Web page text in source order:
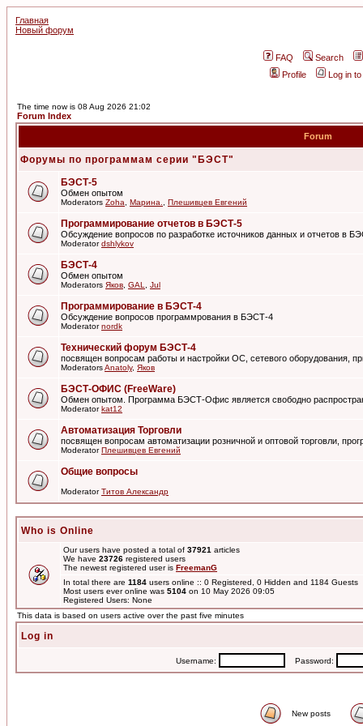
Главная
Новый форум
FAQ
Search
Profile
Log in
The time now is 08 Aug 2026 21:02
Forum Index
Forum
Форумы по программам серии "БЭСТ"
БЭСТ-5
Обмен опытом
Moderators Zoha Марина. Плешивцев Евгений
Программирование отчетов в БЭСТ-5
Обсуждение вопросов по разработке источников данных и отчетов в
Moderatordshlykov
БЭСТ-4
Обмен опытом
Moderators Яков GAL Jul
Программирование в БЭСТ-4
Обсуждение вопросов программрования в БЭСТ-4
Moderatornordk
Технический форум БЭСТ-4
посвящен вопросам работы и настройки ОС, сетевого оборудования,
ModeratorsAnatoly, Яков
БЭСТ-ОФИС (FreeWare)
Обмен опытом. Программа БЭСТ-Офис является свободно
Moderatorkat12
Автоматизация Торговли
посвящен вопросам автоматизации розничной и оптовой торговли,
ModeratorПлешивцев Евгений
Общие вопросы
ModeratorТитов Александр
Who is Online
Our users have posted a total of 37921 articles
We have 23726 registered users
The newest registered user is FreemanG
In total there are 1184 users online :: 0 Registered, 0 Hidden and 1184
Most users ever online was 5104 on 10 May 2026 09:05
Registered Users: None
This data is based on users active over the past five minutes
Log in
Username: Password:
New posts